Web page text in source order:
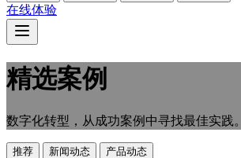
在线体验
精选案例
数字化转型，从成功案例中寻找最佳实践。
推荐 新闻动态 产品动态